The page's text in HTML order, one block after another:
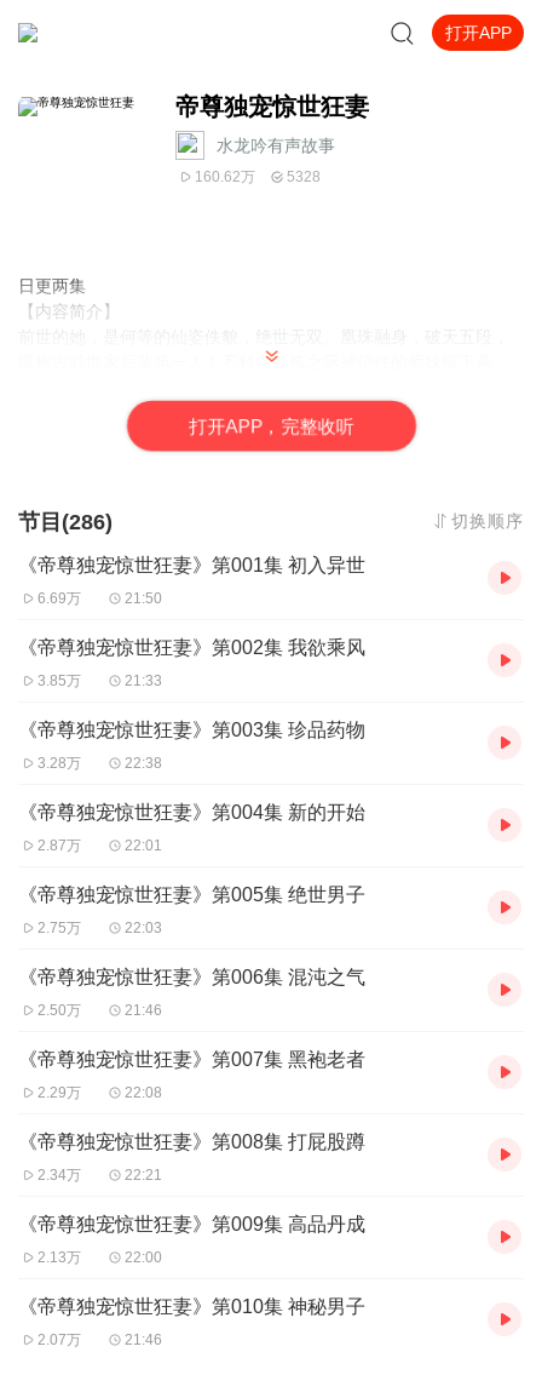
打开APP
帝尊独宠惊世狂妻
水龙吟有声故事
160.62万 5328
日更两集
【内容简介】
堪称古武世家后辈第一人！不料在修炼之际被信任的师妹暗下杀
女，花初七。废柴一根，红斑遮面，丑如修罗。却无人知晓，那一
日冰潭之下，她自异世而来，重生附体！为护身边之人，从此脱胎
“这位小哥长得很像一个人啊”某花笑的猥琐。
某位白衣飘飘一脸孤傲冷艳的美男，老脸一红，“像谁？”
“像……我儿子的爹咯”某花奸笑扑倒之。
作者：是花火啊，网络小说作家。
主播：碎片，网络配音业余爱好者，音色多变，给你不一样的听觉
体验，演播作品：《宠宠欲恋》《帝医醉妃》《祸乱创世纪》等。
【购买须知】
1、本作品为付费有声书，前54集为免费试听，购买成功后，即可收
2、版权归原作者所有，严禁翻录成任何形式，严禁在任何第三方平
台传播，违者将追究其法律责任。
面分享至微信内使用微信支付完成购买。
4、在购买过程中，如果您有任何问题，可以按以下步骤咨询在线客
第一步：您可在喜马拉雅APP【账号】-【帮助与反馈】”中咨询在线
客服
费精品】公众号，通过下方菜单栏里咨询在线客服
838-5616
打开APP，完整收听
节目(286) 切换顺序
《帝尊独宠惊世狂妻》第001集 初入异世
6.69万 21:50
《帝尊独宠惊世狂妻》第002集 我欲乘风
3.85万 21:33
《帝尊独宠惊世狂妻》第003集 珍品药物
3.28万 22:38
《帝尊独宠惊世狂妻》第004集 新的开始
2.87万 22:01
《帝尊独宠惊世狂妻》第005集 绝世男子
2.75万 22:03
《帝尊独宠惊世狂妻》第006集 混沌之气
2.50万 21:46
《帝尊独宠惊世狂妻》第007集 黑袍老者
2.29万 22:08
《帝尊独宠惊世狂妻》第008集 打屁股蹲
2.34万 22:21
《帝尊独宠惊世狂妻》第009集 高品丹成
2.13万 22:00
《帝尊独宠惊世狂妻》第010集 神秘男子
2.07万 21:46